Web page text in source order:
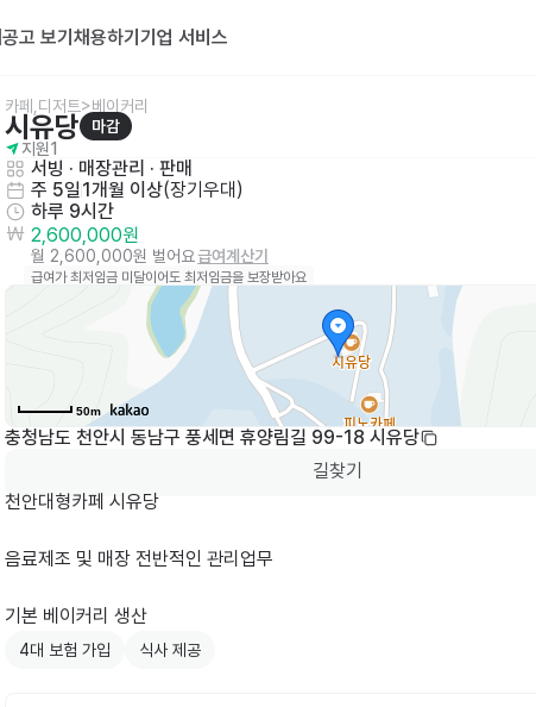
공고 보기 채용하기 기업 서비스
카페,디저트>베이커리
시유당
마감
지원1
서빙 · 매장관리 · 판매
주 5일1개월 이상(장기우대 )
하루 9시간
2,600,000원
월 2,600,000원 벌어요급여계산기
급여가 최저임금 미달이어도 최저임금을 보장받아요
50m
충청남도 천안시 동남구 풍세면 휴양림길 99-18 시유당
길찾기
천안대형카페 시유당
음료제조 및 매장 전반적인 관리업무
기본 베이커리 생산
4대 보험 가입 식사 제공